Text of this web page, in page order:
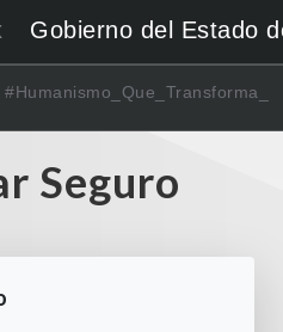
Gobierno del Estado
#Humanismo_Que_Transforma_
Seguro